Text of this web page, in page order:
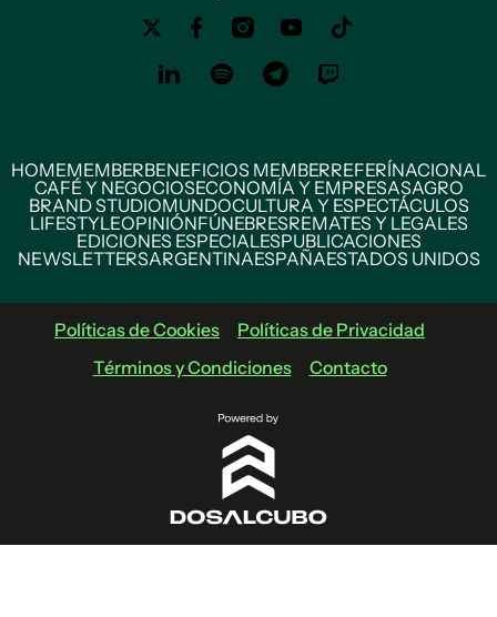
HOMEMEMBERBENEFICIOS MEMBERREFERÍNACIONAL
CAFÉ Y NEGOCIOSECONOMÍA Y EMPRESASAGRO
BRAND STUDIOMUNDOCULTURA Y ESPECTÁCULOS
LIFESTYLEOPINIÓNFÚNEBRESREMATES Y LEGALES
EDICIONES ESPECIALESPUBLICACIONES
NEWSLETTERSARGENTINAESPAÑAESTADOS UNIDOS
Políticas de Cookies
Políticas de Privacidad
Términos y Condiciones
Contacto